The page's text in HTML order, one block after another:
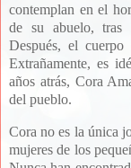
contemplan en el
de su abuelo, tras
Después, el
Extrañamente, es
años atrás, Cora
del pueblo.
Cora no es la única
mujeres de los